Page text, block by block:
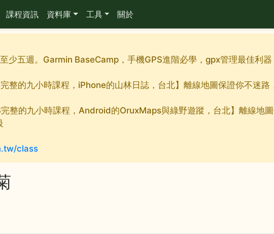
課程資訊 資料庫 工具 關於
少五週。Garmin BaseCamp，手機GPS進階必學，gpx管理最佳利
整的九小時課程，iPhone的山林日誌，台北】離線地圖保證你不迷路
整的九小時課程，Android的OruxMaps與綠野遊蹤，台北】離線地
class